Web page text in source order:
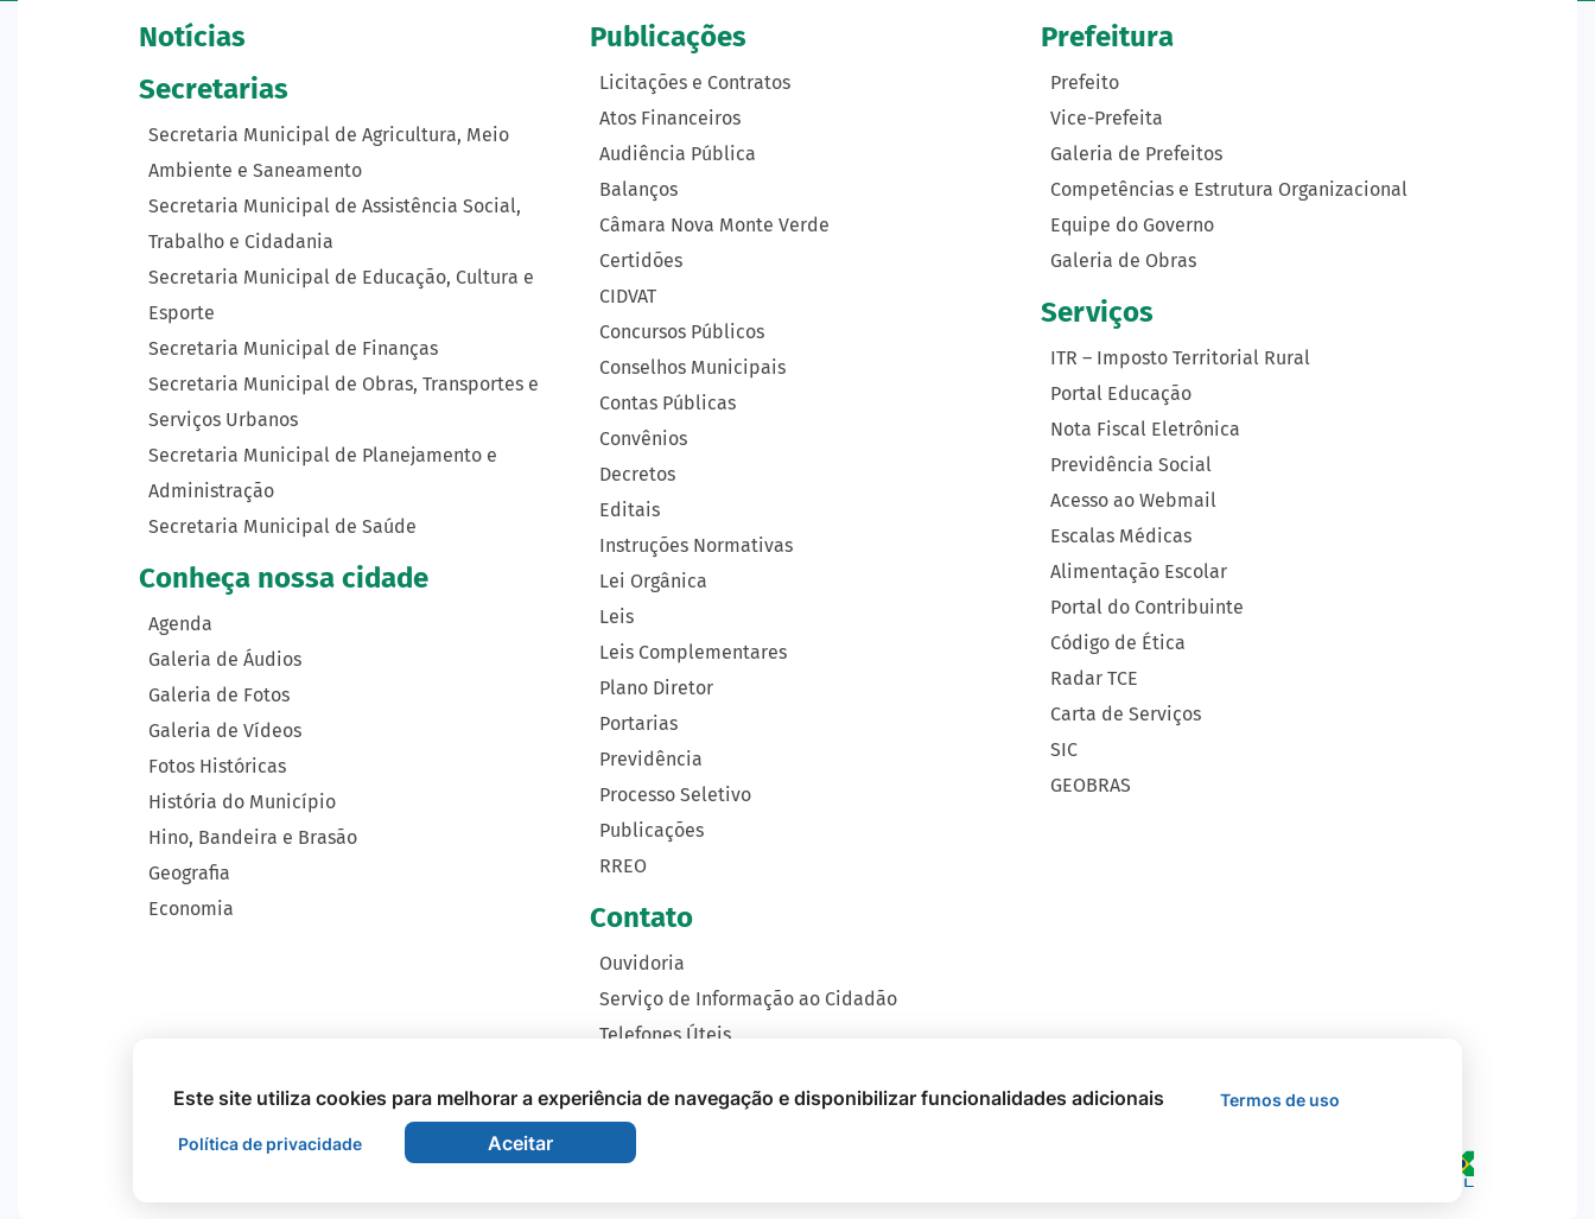
Notícias
Secretarias
Secretaria Municipal de Agricultura, Meio
Ambiente e Saneamento
Secretaria Municipal de Assistência Social,
Trabalho e Cidadania
Secretaria Municipal de Educação, Cultura e
Esporte
Secretaria Municipal de Finanças
Secretaria Municipal de Obras, Transportes e
Serviços Urbanos
Secretaria Municipal de Planejamento e
Administração
Secretaria Municipal de Saúde
Conheça nossa cidade
Agenda
Galeria de Áudios
Galeria de Fotos
Galeria de Vídeos
Fotos Históricas
História do Município
Hino, Bandeira e Brasão
Geografia
Economia
Publicações
Licitações e Contratos
Atos Financeiros
Audiência Pública
Balanços
Câmara Nova Monte Verde
Certidões
CIDVAT
Concursos Públicos
Conselhos Municipais
Contas Públicas
Convênios
Decretos
Editais
Instruções Normativas
Lei Orgânica
Leis
Leis Complementares
Plano Diretor
Portarias
Previdência
Processo Seletivo
Publicações
RREO
Contato
Ouvidoria
Serviço de Informação ao Cidadão
Telefones Úteis
Prefeitura
Prefeito
Vice-Prefeita
Galeria de Prefeitos
Competências e Estrutura Organizacional
Equipe do Governo
Galeria de Obras
Serviços
ITR – Imposto Territorial Rural
Portal Educação
Nota Fiscal Eletrônica
Previdência Social
Acesso ao Webmail
Escalas Médicas
Alimentação Escolar
Portal do Contribuinte
Código de Ética
Radar TCE
Carta de Serviços
SIC
GEOBRAS
Este site utiliza cookies para melhorar a experiência de navegação e disponibilizar funcionalidades adicionais Termos de uso
Política de privacidade Aceitar